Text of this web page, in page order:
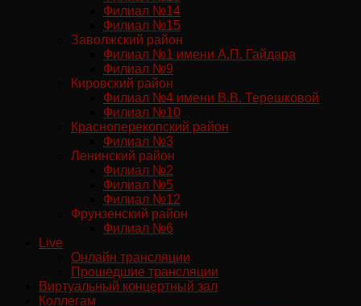
Филиал №14
Филиал №15
Заволжский район
Филиал №1 имени А.П. Гайдара
Филиал №9
Кировский район
Филиал №4 имени В.В. Терешковой
Филиал №10
Красноперекопский район
Филиал №3
Ленинский район
Филиал №2
Филиал №5
Филиал №12
Фрунзенский район
Филиал №6
Live
Онлайн трансляции
Прошедшие трансляции
Виртуальный концертный зал
Коллегам